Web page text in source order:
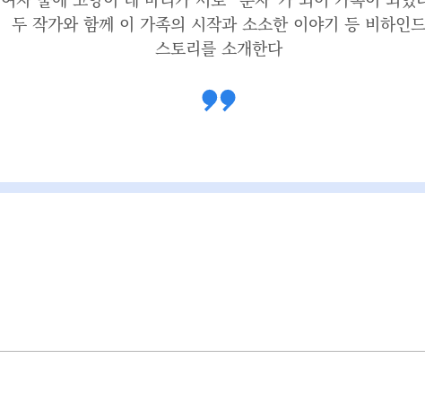
두 작가와 함께 이 가족의 시작과 소소한 이야기 등 비하인드
스토리를 소개한다